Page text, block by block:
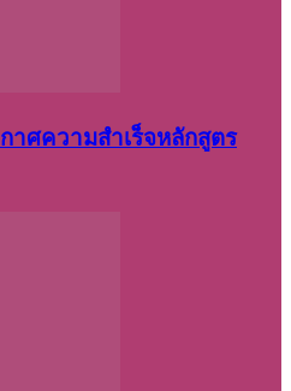
าศความสำเร็จหลักสูตร